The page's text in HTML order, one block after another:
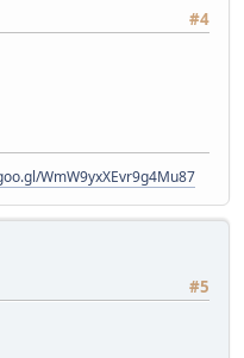
#4
WmW9yxXEvr9g4Mu87
#5